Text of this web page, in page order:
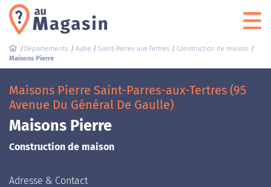
Départements Aube Saint-Parres-aux-Tertres
Construction de maison
Maisons Pierre
Maisons Pierre Saint-Parres-aux-Tertres (95
Avenue Du Général De Gaulle)
Maisons Pierre
Construction de maison
Adresse & Contact